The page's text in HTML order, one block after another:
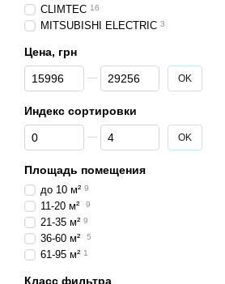
CLIMTEC 16
MITSUBISHI ELECTRIC 3
Цена, грн
От Цена, грн
До Цена, грн OK
Индекс сортировки
От Индекс сортировки
До Индекс сортировки OK
Площадь помещения
до 10 м² 9
11-20 м² 9
21-35 м² 9
36-60 м² 5
61-95 м² 1
Класс фильтра